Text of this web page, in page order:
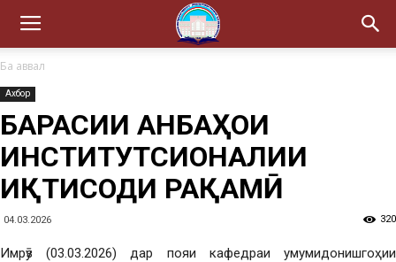
Ба аввал
Ахбор
БАРАСИИ ҶАНБАҲОИ
ИНСТИТУТСИОНАЛИИ
ИҚТИСОДИ РАҚАМӢ
04.03.2026 320
Имрӯз (03.03.2026) дар пояи кафедраи умумидонишгоҳии